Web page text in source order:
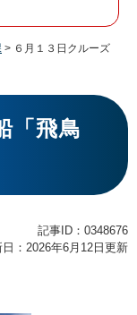
> ６月１３日クルーズ
「飛鳥
記事ID：0348676
日：2026年6月12日更新